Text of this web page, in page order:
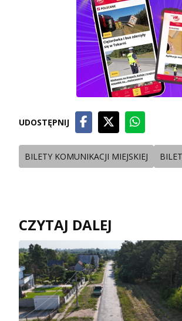
UDOSTĘPNIJ
BILETY KOMUNIKACJI MIEJSKIEJ
CZYTAJ DALEJ